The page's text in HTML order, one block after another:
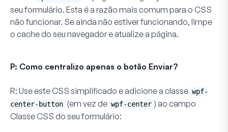
seu formulário. Esta é a razão mais comum para o CSS
não funcionar. Se ainda não estiver funcionando, limpe
o cache do seu navegador e atualize a página.
P: Como centralizo apenas o botão Enviar?
R: Use este CSS simplificado e adicione a classe wpf-
center-button (em vez de wpf-center ) ao campo
Classe CSS do seu formulário: